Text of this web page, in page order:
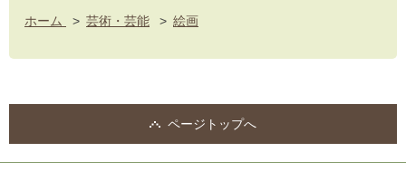
ホーム > 芸術・芸能 > 絵画
ページトップへ